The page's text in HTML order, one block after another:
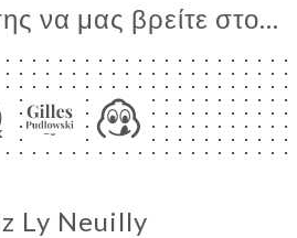
να μας βρείτε στο...
Ly Neuilly